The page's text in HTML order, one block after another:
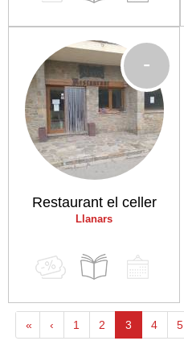
Restaurant el celler
Llanars
-
« ‹ 1 2 3 4 5